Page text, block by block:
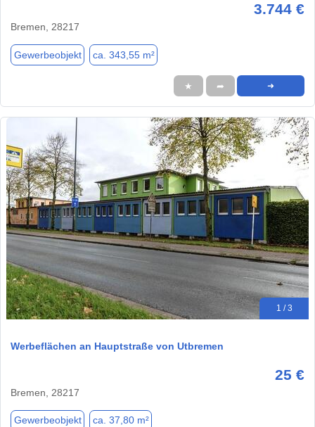
3.744 €
Bremen, 28217
Gewerbeobjekt ca. 343,55 m²
★ ➦ ➜
1 / 3
Werbeflächen an Hauptstraße von Utbremen
25 €
Bremen, 28217
Gewerbeobjekt ca. 37,80 m²